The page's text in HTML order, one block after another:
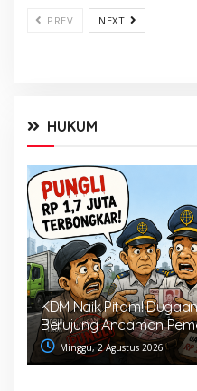
PREV NEXT
HUKUM
KDM Naik Pitam!
Berujung Ancaman
Minggu, 2 Agustus 2026